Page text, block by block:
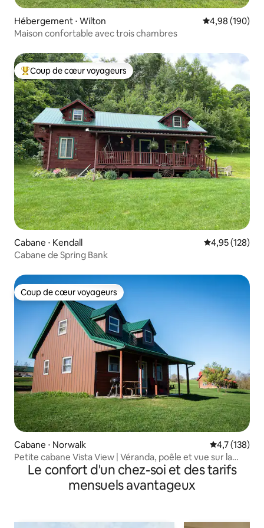
Hébergement ⋅ Wilton Évaluation
4,98 (190)
Maison confortable avec trois chambres
Coups de cœur voyageurs les plus appréciés
Coup de cœur voyageurs
Cabane ⋅ Kendall Évaluation
4,95 (128)
Cabane de Spring Bank
Coup de cœur voyageurs
Coup de cœur voyageurs
Cabane ⋅ Norwalk Évaluation
4,7 (138)
Petite cabane Vista View | Véranda, poêle et vue sur la
crêteLe confort d'un chez-soi et des tarifs
mensuels avantageux